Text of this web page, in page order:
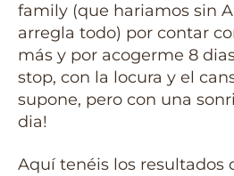
family (que hariamos sin
arregla todo) por contar
más y por acogerme 8
stop, con la locura y el
supone, pero con una
dia!
Aquí tenéis los resultados